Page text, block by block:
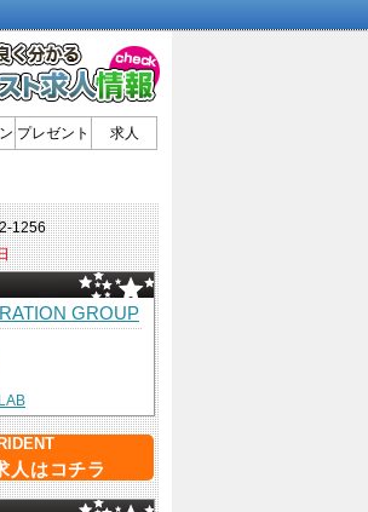
プレゼント 求人
1256
GROUP
人はコチラ